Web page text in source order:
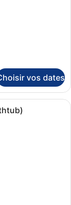
vos dates
d’hôtel moderne